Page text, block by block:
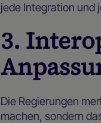
jede Integration und
3.
Die Regierungen
machen, sondern